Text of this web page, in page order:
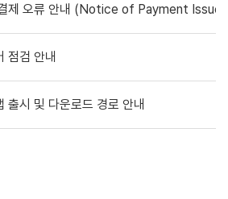
제 오류 안내 (Notice of Payment
점검 안내
출시 및 다운로드 경로 안내